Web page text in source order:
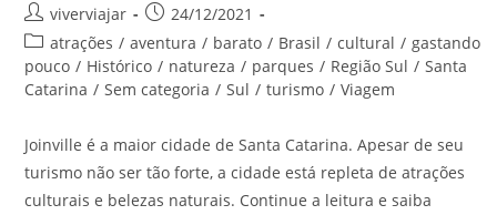
Autor
do
post:
viverviajar
Post
publicado:
24/12/2021
Categoria
do
post:
atrações / aventura / barato / Brasil / cultural / gastando
pouco / Histórico / natureza / parques / Região Sul / Santa
Catarina / Sem categoria / Sul / turismo / Viagem
Joinville é a maior cidade de Santa Catarina. Apesar de seu
turismo não ser tão forte, a cidade está repleta de atrações
culturais e belezas naturais. Continue a leitura e saiba